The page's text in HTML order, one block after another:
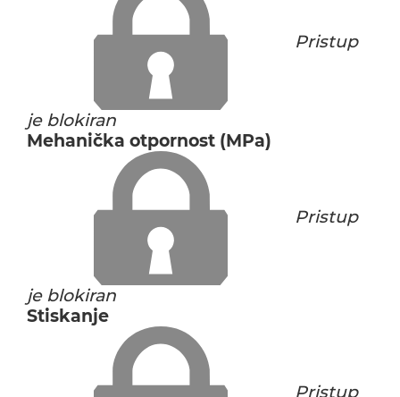
Pristup
je blokiran
Mehanička otpornost (MPa)
Pristup
je blokiran
Stiskanje
Pristup